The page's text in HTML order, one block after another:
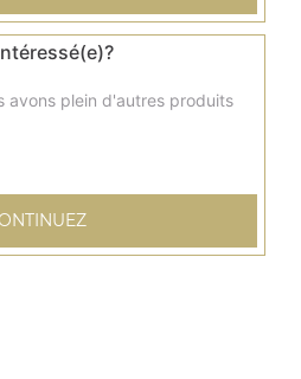
€
100 ml
€
avons plein d'autres produits